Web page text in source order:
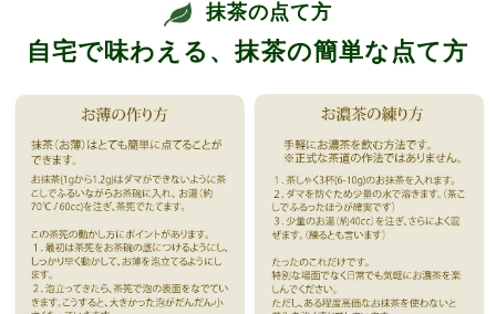
抹茶の点て方
自宅で味わえる、抹茶の簡単な点て方